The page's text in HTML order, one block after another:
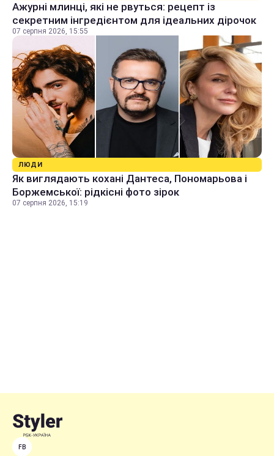
Ажурні млинці, які не рвуться: рецепт із
секретним інгредієнтом для ідеальних дірочок
07 серпня 2026, 15:55
ЛЮДИ
Як виглядають кохані Дантеса, Пономарьова і
Боржемської: рідкісні фото зірок
07 серпня 2026, 15:19
FB